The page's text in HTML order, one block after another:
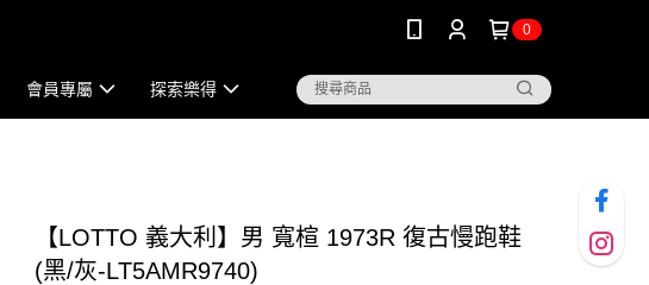
0
會員專屬 探索樂得
【LOTTO 義大利】男 寬楦 1973R 復古慢跑鞋
(黑/灰-LT5AMR9740)